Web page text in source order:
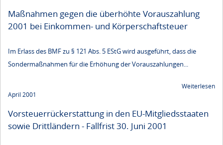
Maßnahmen gegen die überhöhte Vorauszahlung
2001 bei Einkommen- und Körperschaftsteuer
Im Erlass des BMF zu § 121 Abs. 5 EStG wird ausgeführt, dass die
Sondermaßnahmen für die Erhöhung der Vorauszahlungen...
Weiterlesen
April 2001
Vorsteuerrückerstattung in den EU-Mitgliedsstaaten
sowie Drittländern - Fallfrist 30. Juni 2001